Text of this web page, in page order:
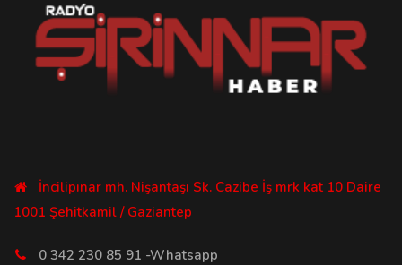
İncilipınar mh. Nişantaşı Sk. Cazibe İş mrk kat 10 Daire
1001 Şehitkamil / Gaziantep
0 342 230 85 91 -Whatsapp